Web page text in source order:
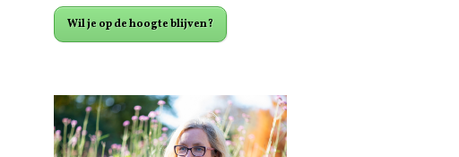
Wil je op de hoogte blijven?